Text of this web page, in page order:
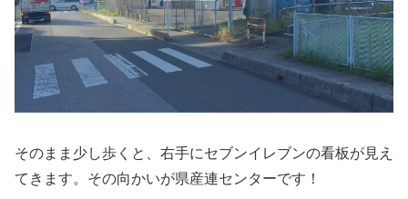
そのまま少し歩くと、右手にセブンイレブンの看板が見え
てきます。その向かいが県産連センターです！